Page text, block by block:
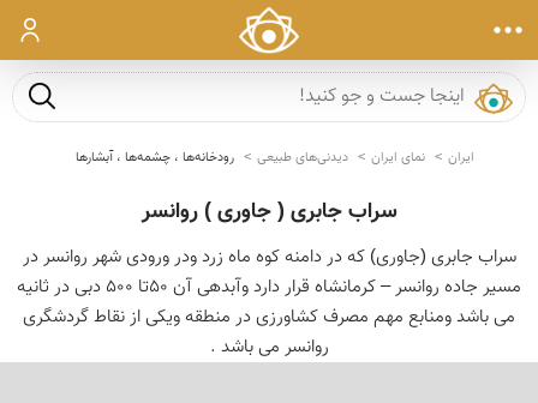
ورود
جست و
ایران نمای ایران دیدنی‌های طبیعی رودخانه‌ها ، چشمه‌ها ، آبشارها
سراب جابری ( جاوری ) روانسر
سراب جابری (جاوری) که در دامنه کوه ماه زرد ودر ورودی شهر روانسر در
مسیر جاده روانسر – کرمانشاه قرار دارد وآبدهی آن 50تا 500 دبی در ثانیه
می باشد ومنابع مهم مصرف کشاورزی در منطقه ویکی از نقاط گردشگری
روانسر می باشد .